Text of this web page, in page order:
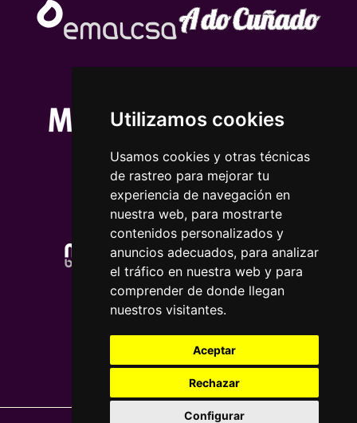
Utilizamos cookies
Usamos cookies y otras técnicas
de rastreo para mejorar tu
experiencia de navegación en
nuestra web, para mostrarte
contenidos personalizados y
anuncios adecuados, para analizar
el tráfico en nuestra web y para
comprender de donde llegan
nuestros visitantes.
Aceptar
Rechazar
Configurar